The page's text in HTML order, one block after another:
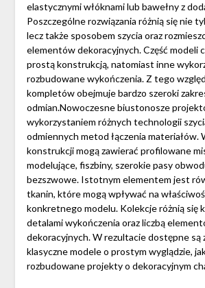
elastycznymi włóknami lub bawełny z
Poszczególne rozwiązania różnią się nie
lecz także sposobem szycia oraz
elementów dekoracyjnych. Część modeli
prostą konstrukcją, natomiast inne
rozbudowane wykończenia. Z tego
kompletów obejmuje bardzo szeroki
odmian.Nowoczesne biustonosze
wykorzystaniem różnych technologii
odmiennych metod łączenia materiałów.
konstrukcji mogą zawierać profilowane
modelujące, fiszbiny, szerokie pasy
bezszwowe. Istotnym elementem jest
tkanin, które mogą wpływać na
konkretnego modelu. Kolekcje różnią się
detalami wykończenia oraz liczbą
dekoracyjnych. W rezultacie dostępne są
klasyczne modele o prostym wyglądzie,
rozbudowane projekty o dekoracyjnym